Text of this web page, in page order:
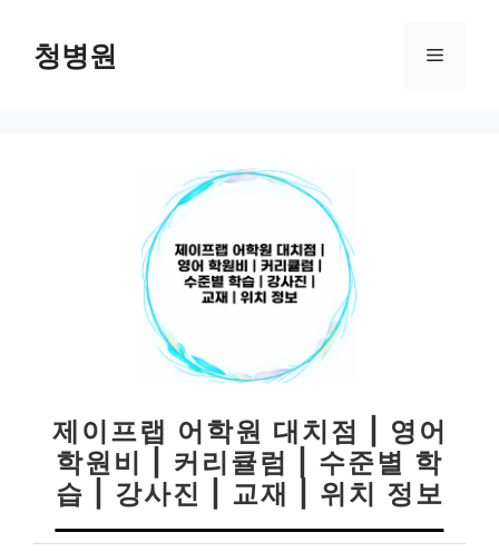
청병원 메
제이프랩 어학원 대치점 | 영어
학원비 | 커리큘럼 | 수준별 학
습 | 강사진 | 교재 | 위치 정보